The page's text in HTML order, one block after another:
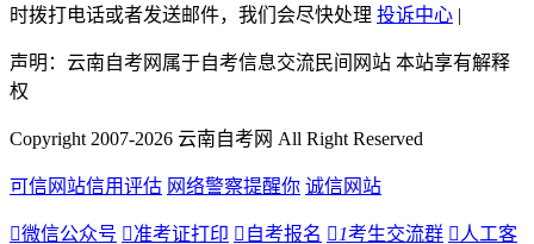
时拨打电话或者发送邮件，我们会尽快处理 投诉中心 |
声明：云南自考网属于自考信息交流民间网站 本站享有解释
权
Copyright 2007-2026 云南自考网 All Right Reserved
可信网站信用评估 网络警察提醒你 诚信网站
微信公众号 准考证打印  自考报名 1考生交流群 人工客